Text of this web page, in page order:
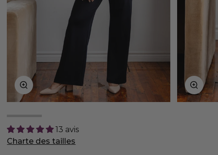
Zoom Zoom
13 avis
Charte des tailles